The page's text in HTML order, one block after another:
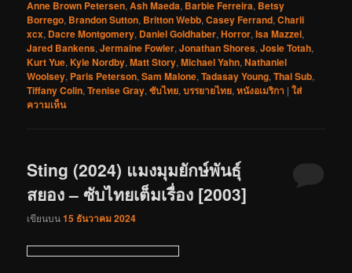
Anne Brown Petersen,Ash Maeda, Barbie Ferreira, Betsy
Borrego, Brandon Sutton, Britton Webb,Casey Ferrand,Charli
xcx, Dacre Montgomery, Daniel Goldhaber,Horror,Isa Mazzei,
Jared Bankens,Jermaine Fowler,Jonathan Shores,Josie Totah,
Kurt Yue,Kyle Nordby,Matt Story,Michael Yahn,Nathaniel
Woolsey, Paris Peterson,Sam Malone,Tadasay Young,Thai Sub,
Tiffany Colin,Trenise Gray,ซับไทย,บรรยายไทย,หนังอเมริกา |ใส่
ความเห็น
Sting (2024) แมงมุมยักษ์พันธุ์
สยอง – ซับไทยเต็มเรื่อง [2003]
เขียนบน15 ธันวาคม 2024